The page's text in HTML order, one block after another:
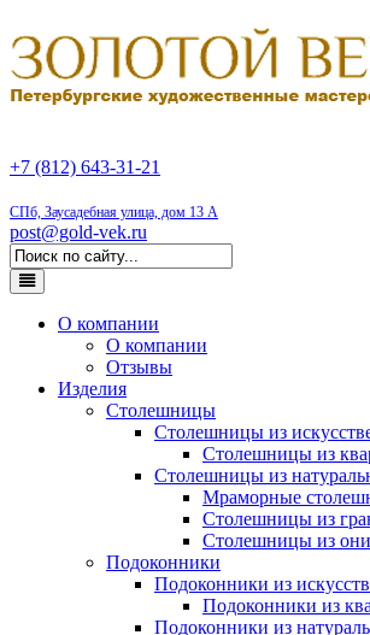
+7 (812) 643-31-21
СПб, Заусадебная улица, дом 13 А
post@gold-vek.ru
О компании
О компании
Отзывы
Изделия
Столешницы
Столешницы из
Столешницы из
Столешницы из
Мраморные
Столешницы из
Столешницы из
Подоконники
Подоконники из
Подоконники из
Подоконники из